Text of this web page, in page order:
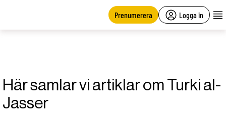
Prenumerera Logga in
Här samlar vi artiklar om Turki al-
Jasser